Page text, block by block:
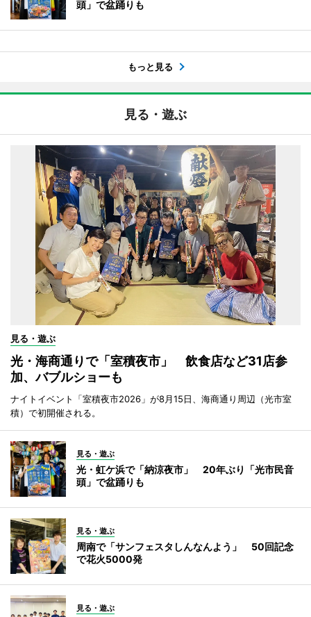
頭」で盆踊りも
もっと見る
見る・遊ぶ
見る・遊ぶ
光・海商通りで「室積夜市」 飲食店など31店参
加、バブルショーも
ナイトイベント「室積夜市2026」が8月15日、海商通り周辺（光市室
積）で初開催される。
見る・遊ぶ
光・虹ケ浜で「納涼夜市」 20年ぶり「光市民音
頭」で盆踊りも
見る・遊ぶ
周南で「サンフェスタしんなんよう」 50回記念
で花火5000発
見る・遊ぶ